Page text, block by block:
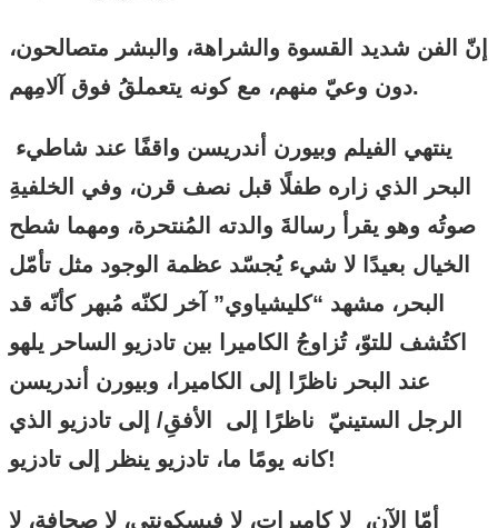
إنّ الفن شديد القسوة والشراهة، والبشر متصالحون،
دون وعيّ منهم، مع كونه يتعملقُ فوق آلامِهم.
البحر الذي زاره طفلًا قبل نصف قرن، وفي الخلفيةِ
صوتُه وهو يقرأ رسالةَ والدته المُنتحرة، ومهما شطح
الخيال بعيدًا لا شيء يُجسّد عظمة الوجود مثل تأمّل
البحر، مشهد “كليشياوي” آخر لكنّه مُبهر كأنّه قد
اكتُشف للتوّ، تُزاوجُ الكاميرا بين تادزيو الساحر يلهو
عند البحر ناظرًا إلى الكاميرا، وبيورن أندريسن
الرجل الستينيّ ناظرًا إلى الأفقِ/ إلى تادزيو الذي
كانه يومًا ما، تادزيو ينظر إلى تادزيو!
أمّا الآن، لا كاميرات، لا فيسكونتي، لا صحافة، لا